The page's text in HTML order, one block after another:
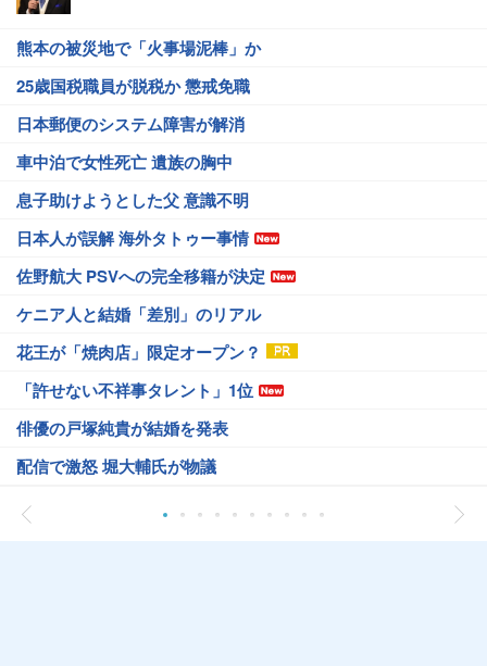
熊本の被災地で「火事場泥棒」か
25歳国税職員が脱税か 懲戒免職
日本郵便のシステム障害が解消
車中泊で女性死亡 遺族の胸中
息子助けようとした父 意識不明
日本人が誤解 海外タトゥー事情
佐野航大 PSVへの完全移籍が決定
ケニア人と結婚「差別」のリアル
花王が「焼肉店」限定オープン？
「許せない不祥事タレント」1位
俳優の戸塚純貴が結婚を発表
配信で激怒 堀大輔氏が物議